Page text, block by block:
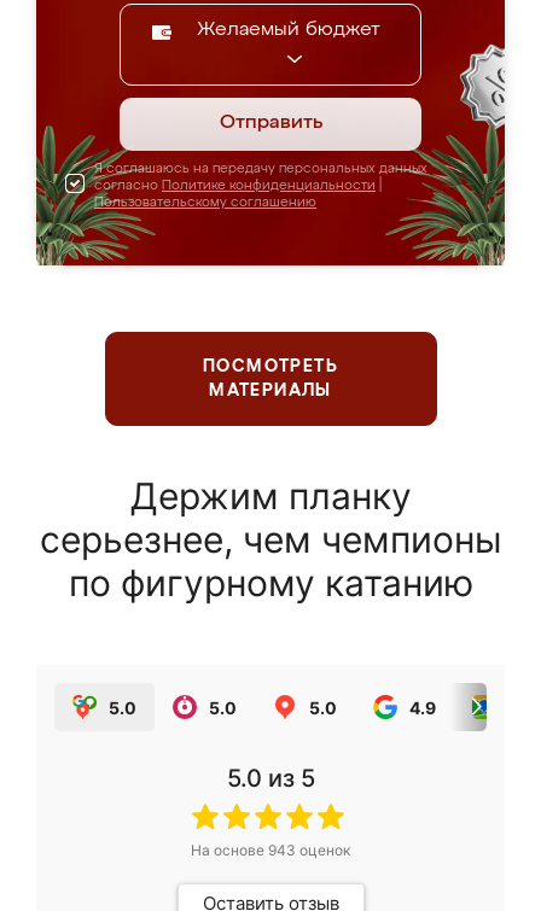
Желаемый бюджет
Отправить
Я соглашаюсь на передачу персональных данных
согласно Политике конфиденциальности
Пользовательскому соглашению
ПОСМОТРЕТЬ
МАТЕРИАЛЫ
Держим планку
серьезнее, чем чемпионы
по фигурному катанию
5.0 5.0 5.0 4.9
5.0 из 5
На основе 943 оценок
Оставить отзыв